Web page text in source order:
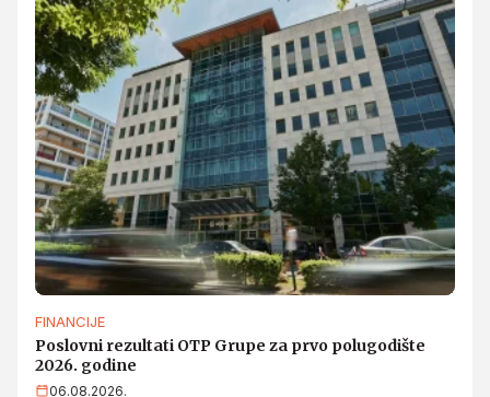
FINANCIJE
Poslovni rezultati OTP Grupe za prvo polugodište
2026. godine
06.08.2026.